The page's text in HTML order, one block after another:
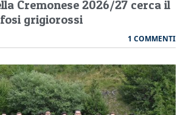
Cremonese 2026/27 cerca il
grigiorossi
1 COMMENTI